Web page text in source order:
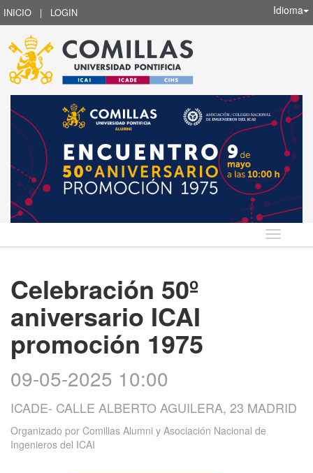
INICIO | LOGIN Idioma
Idioma
Celebración 50º
aniversario ICAI
promoción 1975
09-05-2025 10:00
ICADE- CALLE ALBERTO AGUILERA, 23 MADRID
Organizado por Comillas Alumni y Asociación Nacional de
Ingenieros del ICAI